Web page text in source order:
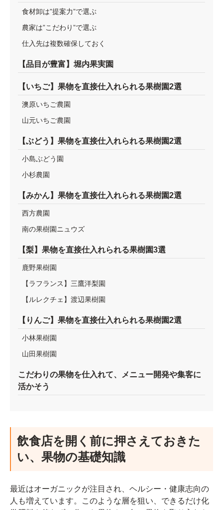
食材卸は”提案力”で選ぶ
農家は”こだわり”で選ぶ
仕入先は複数確保しておく
【品目が豊富】堀内果実園
【いちご】果物を直接仕入れられる果樹園2選
澳原いちご農園
山元いちご農園
【ぶどう】果物を直接仕入れられる果樹園2選
小島ぶどう園
小杉農園
【みかん】果物を直接仕入れられる果樹園2選
西方農園
南の果樹園ニュウズ
【梨】果物を直接仕入れられる果樹園3選
鹿野果樹園
【ラフランス】三鷹洋梨園
【ルレクチェ】渡辺果樹園
【りんご】果物を直接仕入れられる果樹園2選
小林果樹園
山田果樹園
こだわりの果物を仕入れて、メニュー開発や集客に
活かそう
飲食店を開く前に押さえておきた
い、果物の基礎知識
最近はオーガニックが注目され、ヘルシー・健康志向の
人も増えています。このような層を狙い、できるだけ化